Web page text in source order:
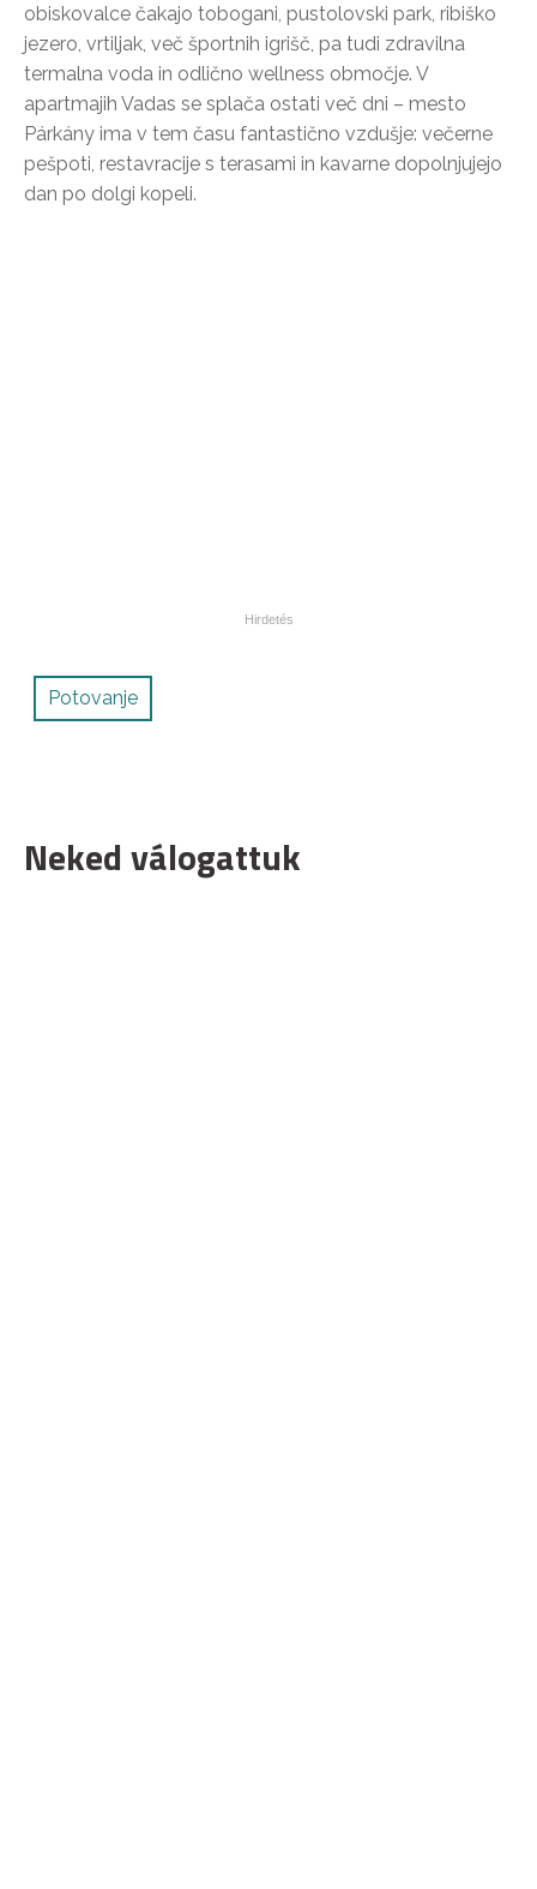
obiskovalce čakajo tobogani, pustolovski park, ribiško
jezero, vrtiljak, več športnih igrišč, pa tudi zdravilna
termalna voda in odlično wellness območje. V
apartmajih Vadas se splača ostati več dni – mesto
Párkány ima v tem času fantastično vzdušje: večerne
pešpoti, restavracije s terasami in kavarne dopolnjujejo
dan po dolgi kopeli.
Potovanje
Neked válogattuk